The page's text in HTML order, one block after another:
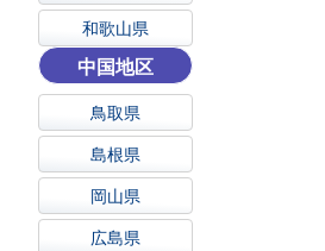
和歌山県
中国地区
鳥取県
島根県
岡山県
広島県